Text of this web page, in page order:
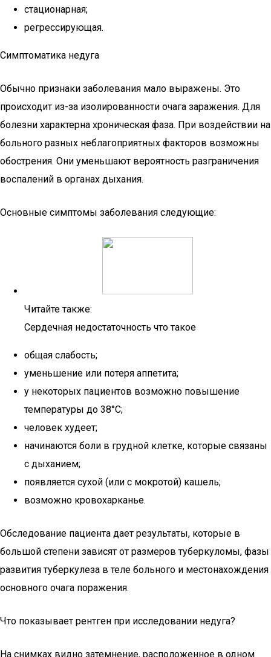
стационарная;
регрессирующая.
Симптоматика недуга
Обычно признаки заболевания мало выражены. Это
происходит из-за изолированности очага заражения. Для
болезни характерна хроническая фаза. При воздействии на
больного разных неблагоприятных факторов возможны
обострения. Они уменьшают вероятность разграничения
воспалений в органах дыхания.
Основные симптомы заболевания следующие:
Читайте также:
Сердечная недостаточность что такое
общая слабость;
уменьшение или потеря аппетита;
у некоторых пациентов возможно повышение
температуры до 38°С;
человек худеет;
начинаются боли в грудной клетке, которые связаны
с дыханием;
появляется сухой (или с мокротой) кашель;
возможно кровохарканье.
Обследование пациента дает результаты, которые в
большой степени зависят от размеров туберкуломы, фазы
развития туберкулеза в теле больного и местонахождения
основного очага поражения.
Что показывает рентген при исследовании недуга?
На снимках видно затемнение, расположенное в одном